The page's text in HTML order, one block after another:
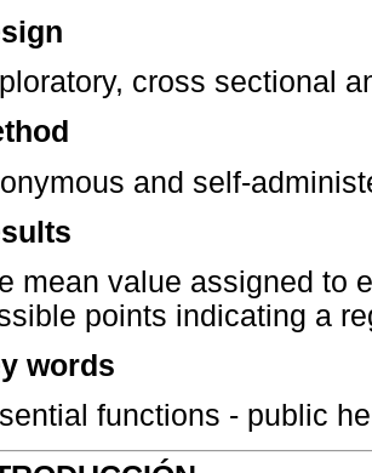
cross sectional
and self-
mean value assigned to
points indicating a
words
functions - public